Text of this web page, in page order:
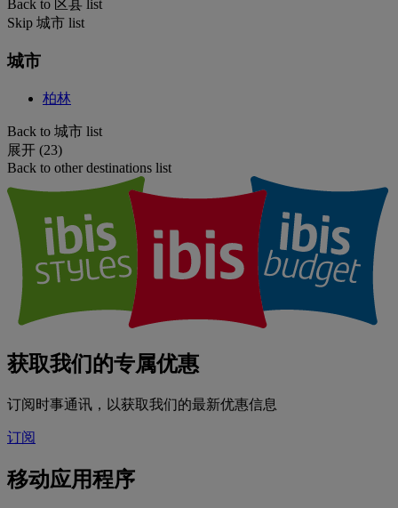
Back to 区县 list
Skip 城市 list
城市
柏林
Back to 城市 list
展开 (23)
Back to other destinations list
获取我们的专属优惠
订阅时事通讯，以获取我们的最新优惠信息
订阅
移动应用程序